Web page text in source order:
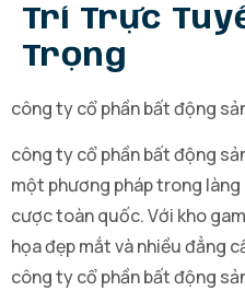
Trí Trực
Trọng
công ty cổ phần bất động
công ty cổ phần bất động
một phương pháp trong
cược toàn quốc. Với kho
họa đẹp mắt và nhiều đẳng
công ty cổ phần bất động